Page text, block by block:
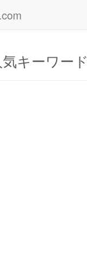
キーワード